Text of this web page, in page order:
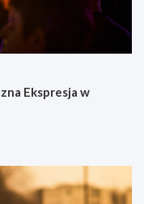
Ekspresja w